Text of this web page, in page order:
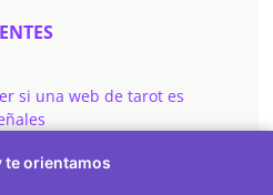
si una web de tarot es
te orientamos